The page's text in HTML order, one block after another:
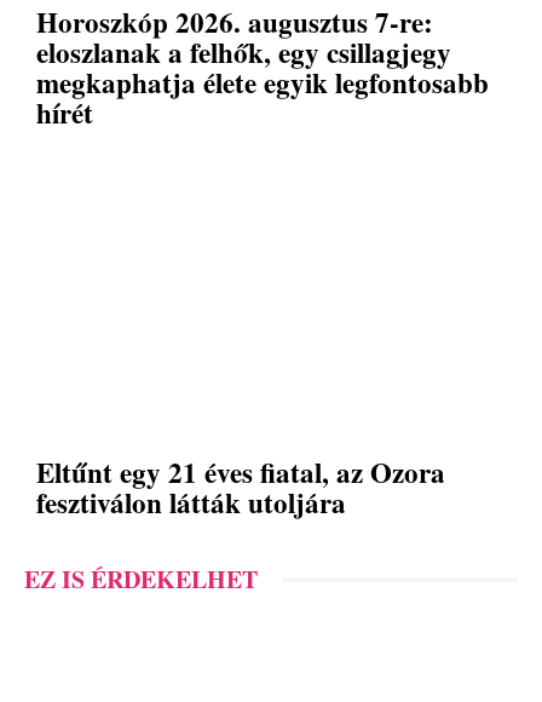
Horoszkóp 2026. augusztus 7-re:
eloszlanak a felhők, egy csillagjegy
megkaphatja élete egyik legfontosabb
hírét
Eltűnt egy 21 éves fiatal, az Ozora
fesztiválon látták utoljára
EZ IS ÉRDEKELHET